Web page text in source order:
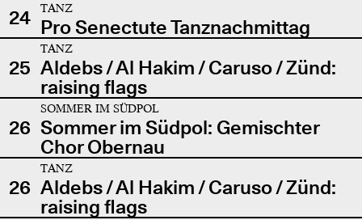
24
TANZ
Pro Senectute Tanznachmittag
25
TANZ
Aldebs / Al Hakim / Caruso / Zünd:
raising flags
26
SOMMER IM SÜDPOL
Sommer im Südpol: Gemischter
Chor Obernau
26
TANZ
Aldebs / Al Hakim / Caruso / Zünd:
raising flags